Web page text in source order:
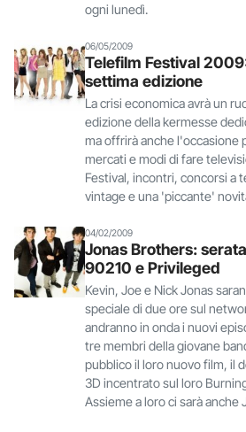
ogni lunedì.
06/05/2009
Telefilm Festival
settima edizione
La crisi economica avrà un
edizione della kermesse
ma offrirà anche l'occasione
mercati e modi di fare
Festival, incontri, concorsi a
vintage e una 'piccante'
04/02/2009
Jonas Brothers:
90210 e Privileged
Kevin, Joe e Nick Jonas
speciale di due ore sul
andranno in onda i nuovi
tre membri della giovane
pubblico il loro nuovo film, il
3D incentrato sul loro
Assieme a loro ci sarà anche